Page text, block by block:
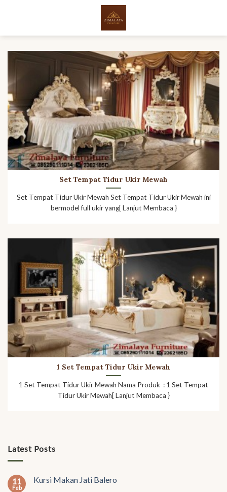
Latest Posts
11
Feb
Kursi Makan Jati Balero
Set Tempat Tidur Ukir Mewah
Set Tempat Tidur Ukir Mewah Set Tempat Tidur Ukir Mewah ini
bermodel full ukir yang[ Lanjut Membaca }
1 Set Tempat Tidur Ukir Mewah
1 Set Tempat Tidur Ukir Mewah Nama Produk : 1 Set Tempat
Tidur Ukir Mewah[ Lanjut Membaca }